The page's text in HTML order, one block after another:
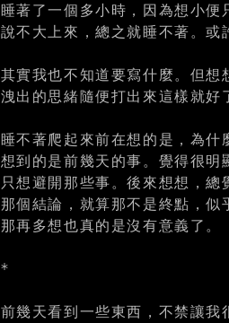
睡著了一個多小時，因為想小便
說不大上來，總之就睡不著。或
其實我也不知道要寫什麼。但想
洩出的思緒隨便打出來這樣就好
睡不著爬起來前在想的是，為什
想到的是前幾天的事。覺得很明
只想避開那些事。後來想想，總
那個結論，就算那不是終點，似
那再多想也真的是沒有意義了。
*
前幾天看到一些東西，不禁讓我